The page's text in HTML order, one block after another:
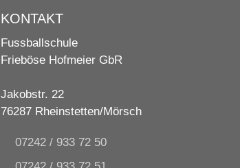
KONTAKT
Fussballschule
Frieböse Hofmeier GbR
Jakobstr. 22
76287 Rheinstetten/Mörsch
07242 / 933 72 50